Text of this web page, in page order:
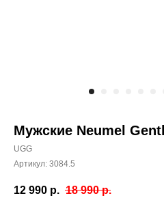
Мужские Neumel
UGG
Артикул: 3084.5
12 990 р. 18 990 р.